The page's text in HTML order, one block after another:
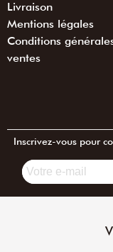
Livraison
Mentions légales
Conditions
ventes
Inscrivez-vous pour